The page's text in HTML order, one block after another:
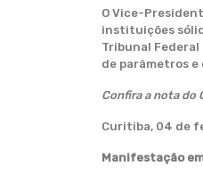
O Vice-
instituições
Tribunal
de parâmetros
Confira a nota do
Curitiba, 04 de
Manifestação